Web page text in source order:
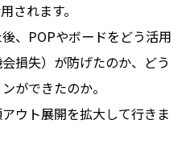
されます。
、POPやボードをどう活用
損失）が防げたのか、どう
ができたのか。
ウト展開を拡大して行きま